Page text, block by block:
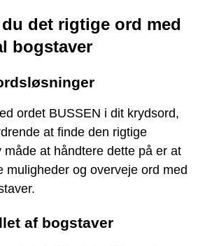
det rigtige ord med
bogstaver
ordet BUSSEN i dit krydsord,
at finde den rigtige
måde at håndtere dette på er at
muligheder og overveje ord med
af bogstaver